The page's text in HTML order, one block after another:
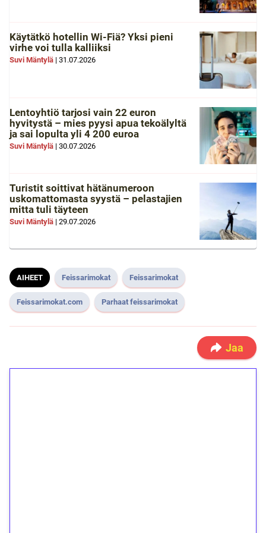
Käytätkö hotellin Wi-Fiä? Yksi pieni
virhe voi tulla kalliiksi
Suvi Mäntylä | 31.07.2026
Lentoyhtiö tarjosi vain 22 euron
hyvitystä – mies pyysi apua tekoälyltä
ja sai lopulta yli 4 200 euroa
Suvi Mäntylä | 30.07.2026
Turistit soittivat hätänumeroon
uskomattomasta syystä – pelastajien
mitta tuli täyteen
Suvi Mäntylä | 29.07.2026
AIHEET Feissarimokat Feissarimokat
Feissarimokat.com Parhaat feissarimokat
Jaa